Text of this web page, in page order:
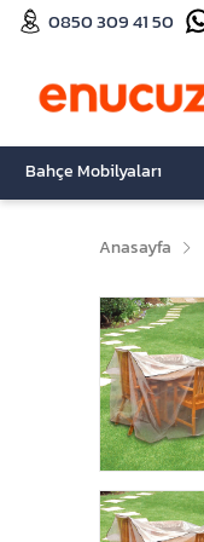
0850 309 41 50
Bahçe Mobilyaları
Anasayfa